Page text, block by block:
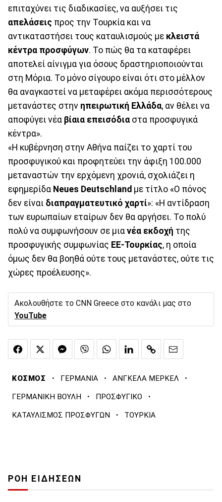
επιταχύνει τις διαδικασίες, να αυξήσει τις
απελάσεις προς την Τουρκία και να
αντικαταστήσει τους καταυλισμούς με κλειστά
κέντρα προσφύγων. Το πώς θα τα καταφέρει
αποτελεί αίνιγμα για όσους δραστηριοποιούνται
στη Μόρια. Το μόνο σίγουρο είναι ότι στο μέλλον
θα αναγκαστεί να μεταφέρει ακόμα περισσότερους
μετανάστες στην ηπειρωτική Ελλάδα, αν θέλει να
αποφύγει νέα βίαια επεισόδια στα προσφυγικά
κέντρα».
«Η κυβέρνηση στην Αθήνα παίζει το χαρτί του
προσφυγικού και προφητεύει την άφιξη 100.000
μεταναστών την ερχόμενη χρονιά, σχολιάζει η
εφημερίδα Neues Deutschland με τίτλο «Ο πόνος
δεν είναι διαπραγματευτικό χαρτί»: «Η αντίδραση
των ευρωπαίων εταίρων δεν θα αργήσει. Το πολύ
πολύ να συμφωνήσουν σε μια νέα εκδοχή της
προσφυγικής συμφωνίας ΕΕ-Τουρκίας, η οποία
όμως δεν θα βοηθά ούτε τους μετανάστες, ούτε τις
χώρες προέλευσης».
Ακολουθήστε το CNN Greece στο κανάλι μας στο
YouTube
ΚΟΣΜΟΣ · ΓΕΡΜΑΝΙΑ · ΑΝΓΚΕΛΑ ΜΕΡΚΕΛ ·
ΓΕΡΜΑΝΙΚΗ ΒΟΥΛΗ · ΠΡΟΣΦΥΓΙΚΟ ·
ΚΑΤΑΥΛΙΣΜΟΣ ΠΡΟΣΦΥΓΩΝ · ΤΟΥΡΚΙΑ
ΡΟΗ ΕΙΔΗΣΕΩΝ